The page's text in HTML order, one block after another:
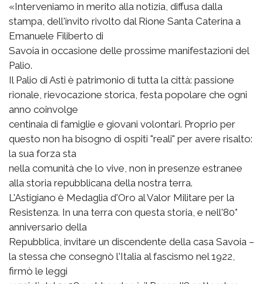
«Interveniamo in merito alla notizia, diffusa dalla
stampa, dell'invito rivolto dal Rione Santa Caterina a
Emanuele Filiberto di
Savoia in occasione delle prossime manifestazioni del
Palio.
Il Palio di Asti è patrimonio di tutta la città: passione
rionale, rievocazione storica, festa popolare che ogni
anno coinvolge
centinaia di famiglie e giovani volontari. Proprio per
questo non ha bisogno di ospiti "reali" per avere risalto:
la sua forza sta
nella comunità che lo vive, non in presenze estranee
alla storia repubblicana della nostra terra.
L'Astigiano è Medaglia d'Oro al Valor Militare per la
Resistenza. In una terra con questa storia, e nell'80°
anniversario della
Repubblica, invitare un discendente della casa Savoia –
la stessa che consegnò l'Italia al fascismo nel 1922,
firmò le leggi